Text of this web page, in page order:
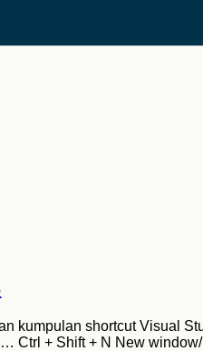
kumpulan shortcut Visual
Ctrl + Shift + N New